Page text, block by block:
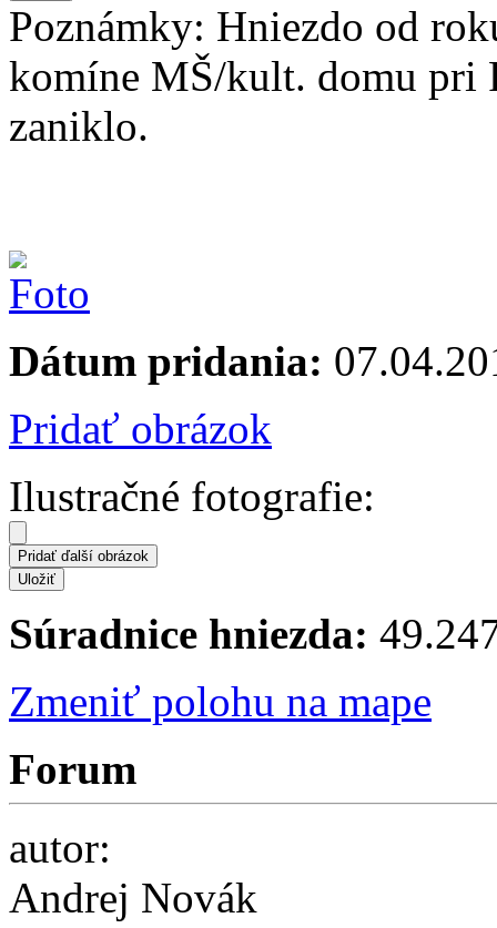
Poznámky: Hniezdo od
komíne MŠ/kult. domu pri
zaniklo.
Dátum pridania:
Pridať obrázok
Ilustračné fotografie:
Súradnice hniezda:
Zmeniť polohu na mape
Forum
autor:
Andrej Novák